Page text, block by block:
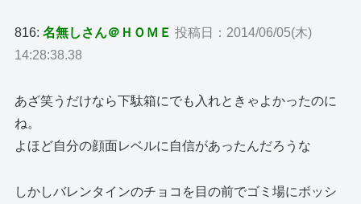
816:名無しさん＠ＨＯＭＥ 投稿日：2014/06/05(木)
14:28:38.38
あざ笑うだけなら下駄箱にでも入れときゃよかったのに
ね。
よほど自分の顔面レベルに自信があったんだろうな
しかしバレンタインのチョコを目の前でゴミ場にボッシ